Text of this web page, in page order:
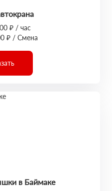
₽ / час
₽ / Смена
в Баймаке